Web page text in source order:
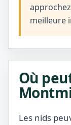
meilleure
Où
Les nids